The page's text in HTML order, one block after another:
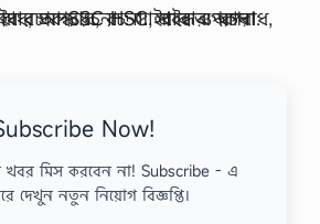
Now!
খবর মিস করবেন না! Subscribe - এ
দেখুন নতুন নিয়োগ বিজ্ঞপ্তি।